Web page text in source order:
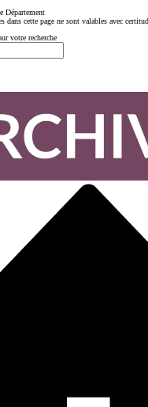
Département
dans cette page ne sont valables avec
votre recherche